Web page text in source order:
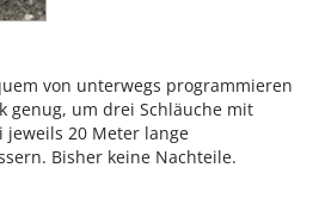
von unterwegs programmieren
genug, um drei Schläuche mit
20 Meter lange
Bisher keine Nachteile.